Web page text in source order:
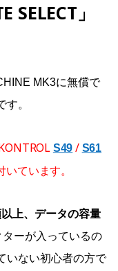
SELECT」
MK3に無償で
。
S49 / S61
ています。
上、データの容量
ーが入っているの
いない初心者の方で